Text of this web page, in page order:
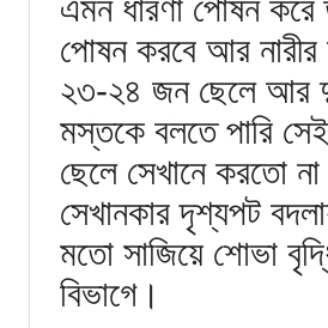
এমন ধারণা পোষন করে
পোষন করবে আর
২৩-২৪ জন ছেলে আর
মস্তকে বলতে পারি
ছেলে সেখানে করতো
সেখানকার দৃশ্যপট
মতো সাজিয়ে শোভা
বিভাগে।